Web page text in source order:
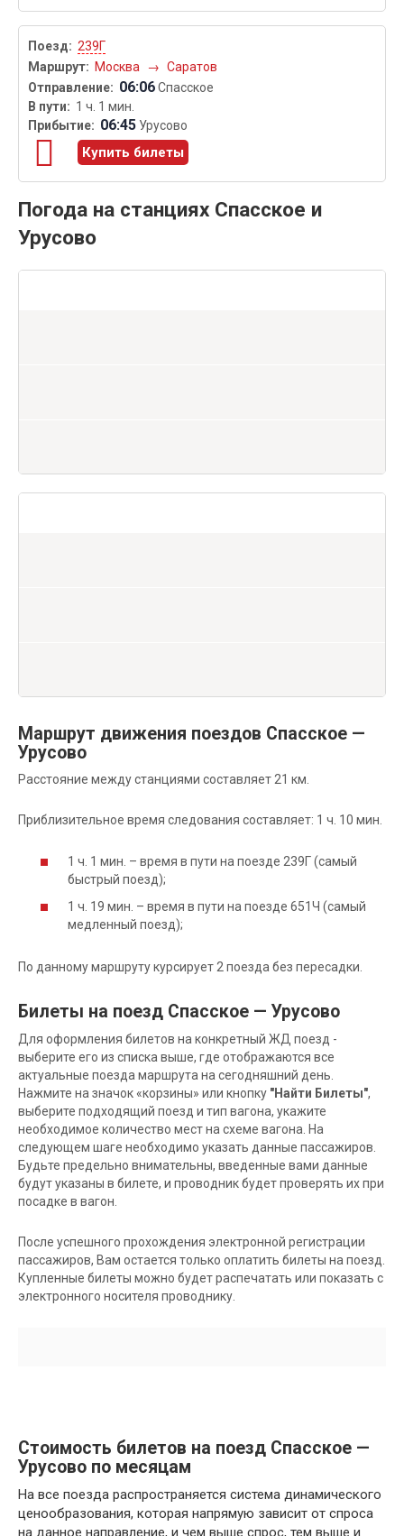
239Г
Москва
→ Саратов
06:06Спасское
1 ч. 1 мин.
06:45 Урусово
Купить билеты
Погода на станциях Спасское и
Урусово
Маршрут движения поездов Спасское —
Урусово
Расстояние между станциями составляет 21 км.
Приблизительное время следования составляет: 1 ч. 10 мин.
1 ч. 1 мин. – время в пути на поезде 239Г (самый
быстрый поезд);
1 ч. 19 мин. – время в пути на поезде 651Ч (самый
медленный поезд);
По данному маршруту курсирует 2 поезда без пересадки.
Билеты на поезд Спасское — Урусово
Для оформления билетов на конкретный ЖД поезд -
выберите его из списка выше, где отображаются все
актуальные поезда маршрута на сегодняшний день.
Нажмите на значок «корзины» или кнопку "Найти Билеты",
выберите подходящий поезд и тип вагона, укажите
необходимое количество мест на схеме вагона. На
следующем шаге необходимо указать данные пассажиров.
Будьте предельно внимательны, введенные вами данные
будут указаны в билете, и проводник будет проверять их при
посадке в вагон.
После успешного прохождения электронной регистрации
пассажиров, Вам остается только оплатить билеты на поезд.
Купленные билеты можно будет распечатать или показать с
электронного носителя проводнику.
Стоимость билетов на поезд Спасское —
Урусово по месяцам
На все поезда распространяется система динамического
ценообразования, которая напрямую зависит от спроса
на данное направление, и чем выше спрос, тем выше и